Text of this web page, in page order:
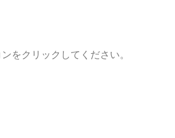
をクリックしてください。